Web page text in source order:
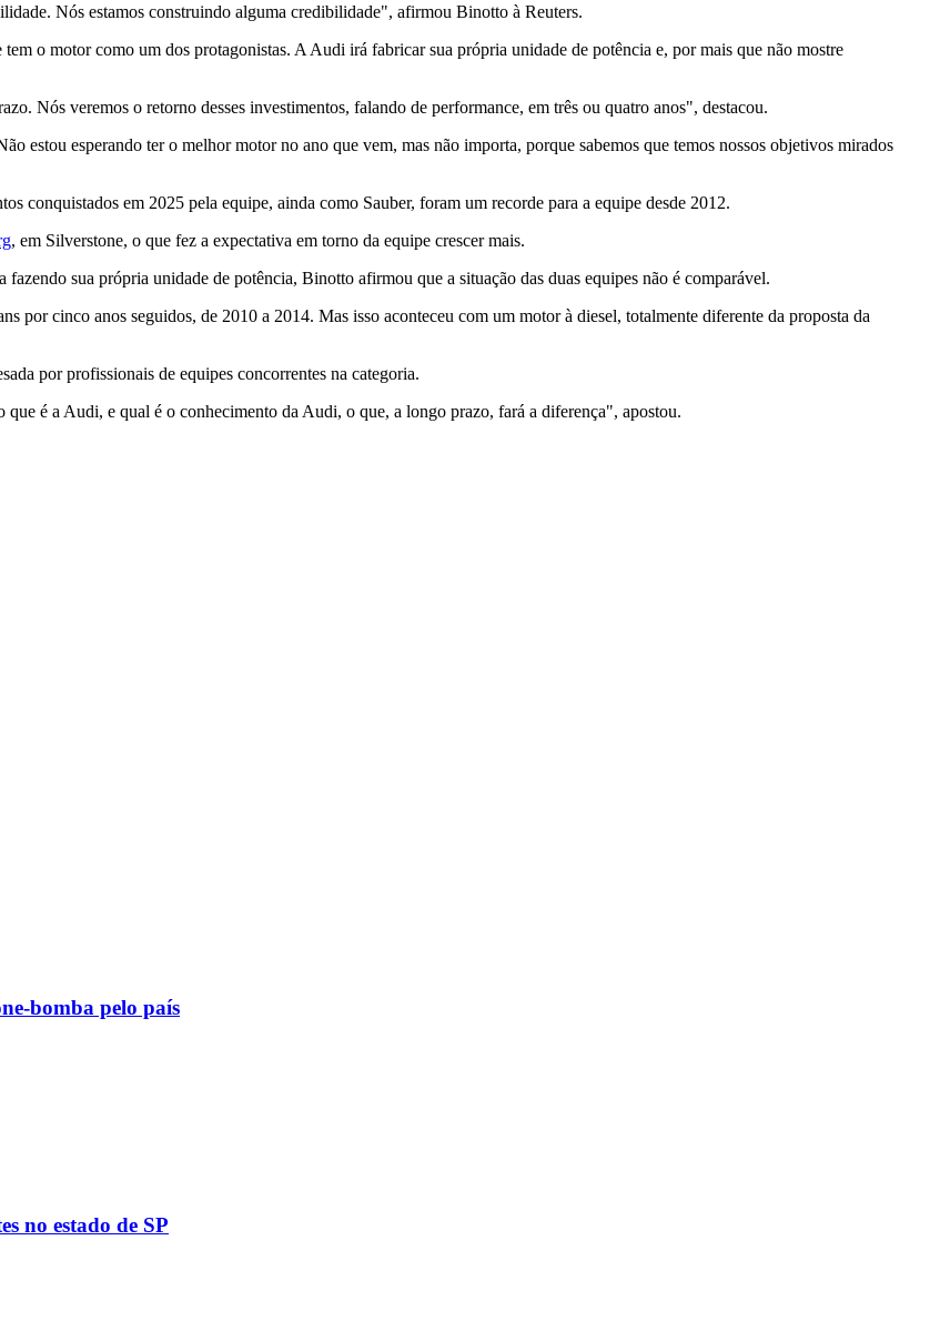
Nós estamos construindo alguma credibilidade", afirmou Binotto à Reuters.
tem o motor como um dos protagonistas. A Audi irá fabricar sua própria unidade de potência e, por mais que não mostre
Nós veremos o retorno desses investimentos, falando de performance, em três ou quatro anos", destacou.
estou esperando ter o melhor motor no ano que vem, mas não importa, porque sabemos que temos nossos objetivos mirados
conquistados em 2025 pela equipe, ainda como Sauber, foram um recorde para a equipe desde 2012.
, em Silverstone, o que fez a expectativa em torno da equipe crescer mais.
sua própria unidade de potência, Binotto afirmou que a situação das duas equipes não é comparável.
por cinco anos seguidos, de 2010 a 2014. Mas isso aconteceu com um motor à diesel, totalmente diferente da proposta da
por profissionais de equipes concorrentes na categoria.
é a Audi, e qual é o conhecimento da Audi, o que, a longo prazo, fará a diferença", apostou.
bomba pelo país
no estado de SP